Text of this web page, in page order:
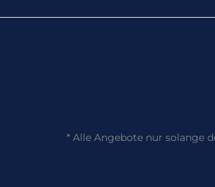
*Alle Angebote nur solange